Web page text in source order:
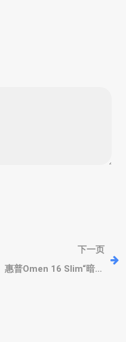
下一页
惠普Omen 16 Slim“暗影